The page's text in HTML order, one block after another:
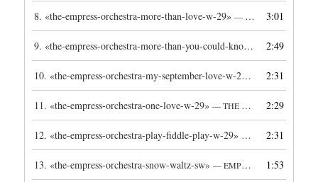
8. «the-empress-orchestra-more-than-love-w-29»— THE EMPRESS ORCHESTRA 3:01
9. «the-empress-orchestra-more-than-you-could-know-sw-29» 2:49
10. «the-empress-orchestra-my-september-love-w-29» — THE
2:31
11. «the-empress-orchestra-one-love-w-29»— THE EMPRESS ORCHESTRA 2:29
12. «the-empress-orchestra-play-fiddle-play-w-29» — THE EMPRESS
2:31
13. «the-empress-orchestra-snow-waltz-sw»— EMPRESS ORCHESTRA 1:53